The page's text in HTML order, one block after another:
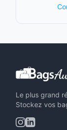
Le plus grand
Stockez vos